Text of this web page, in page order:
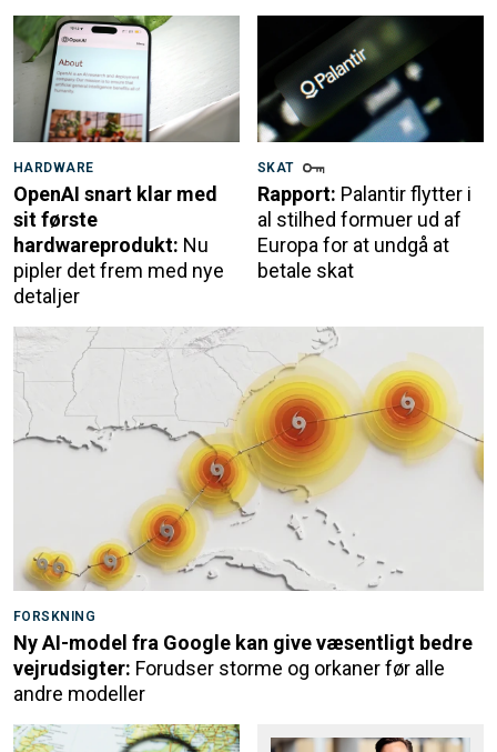
HARDWARE
OpenAI snart klar med
sit første
hardwareprodukt: Nu
pipler det frem med nye
detaljer
SKAT
Rapport: Palantir flytter i
al stilhed formuer ud af
Europa for at undgå at
betale skat
FORSKNING
Ny AI-model fra Google kan give væsentligt bedre
vejrudsigter: Forudser storme og orkaner før alle
andre modeller